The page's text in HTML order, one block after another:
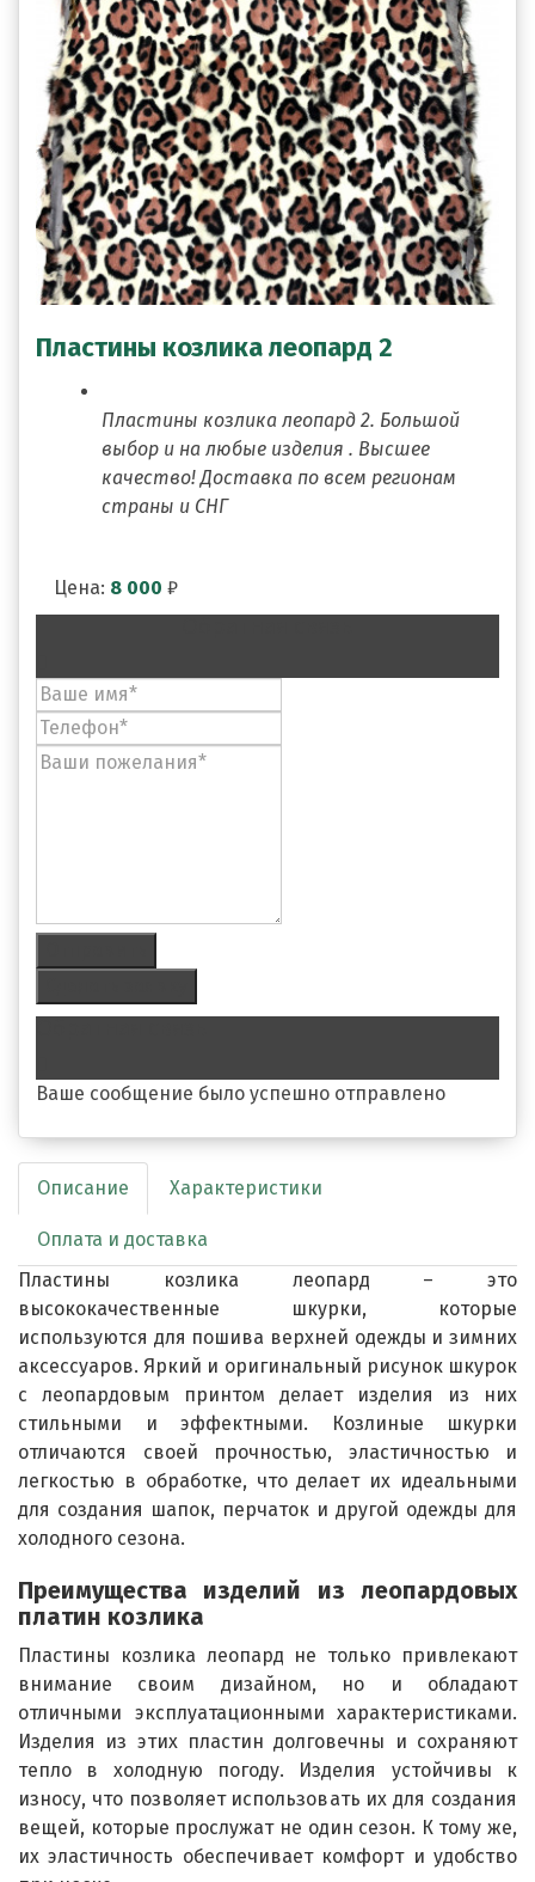
Пластины козлика леопард 2
Пластины козлика леопард 2. Большой
выбор и на любые изделия . Высшее
качество! Доставка по всем регионам
страны и СНГ
Цена: 8 000 ₽
Ваше сообщение было успешно отправлено
Описание Характеристики
Оплата и доставка
Пластины козлика леопард – это
высококачественные шкурки, которые
используются для пошива верхней одежды и зимних
аксессуаров. Яркий и оригинальный рисунок шкурок
с леопардовым принтом делает изделия из них
стильными и эффектными. Козлиные шкурки
отличаются своей прочностью, эластичностью и
легкостью в обработке, что делает их идеальными
для создания шапок, перчаток и другой одежды для
холодного сезона.
Преимущества изделий из леопардовых
платин козлика
Пластины козлика леопард не только привлекают
внимание своим дизайном, но и обладают
отличными эксплуатационными характеристиками.
Изделия из этих пластин долговечны и сохраняют
тепло в холодную погоду. Изделия устойчивы к
износу, что позволяет использовать их для создания
вещей, которые прослужат не один сезон. К тому же,
их эластичность обеспечивает комфорт и удобство